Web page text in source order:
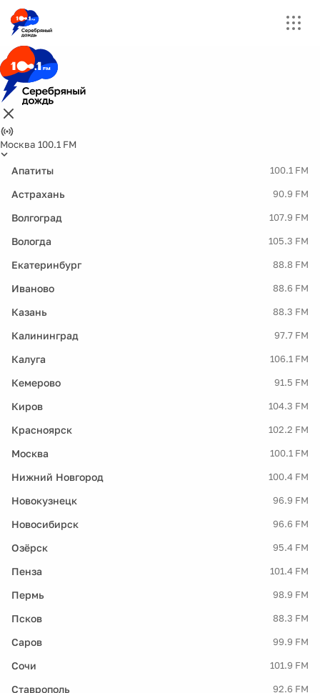
Москва 100.1 FM
Апатиты 100.1 FM
Астрахань 90.9 FM
Волгоград 107.9 FM
Вологда 105.3 FM
Екатеринбург 88.8 FM
Иваново 88.6 FM
Казань 88.3 FM
Калининград 97.7 FM
Калуга 106.1 FM
Кемерово 91.5 FM
Киров 104.3 FM
Красноярск 102.2 FM
Москва 100.1 FM
Нижний Новгород 100.4 FM
Новокузнецк 96.9 FM
Новосибирск 96.6 FM
Озёрск 95.4 FM
Пенза 101.4 FM
Пермь 98.9 FM
Псков 88.3 FM
Саров 99.9 FM
Сочи 101.9 FM
Ставрополь 92.6 FM